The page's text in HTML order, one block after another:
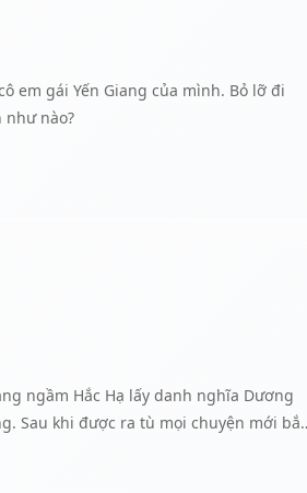
tên giống cậu, tuy rằng chỉ là nữ phụ...
tiểu thuyết cho Mạc Nghiên.
em gái Yến Giang của mình. Bỏ lỡ đi
như nào?
ngầm Hắc Hạ lấy danh nghĩa Dương
Sau khi được ra tù mọi chuyện mới bắt
còn là chủ tịch công ty Phong Đình và